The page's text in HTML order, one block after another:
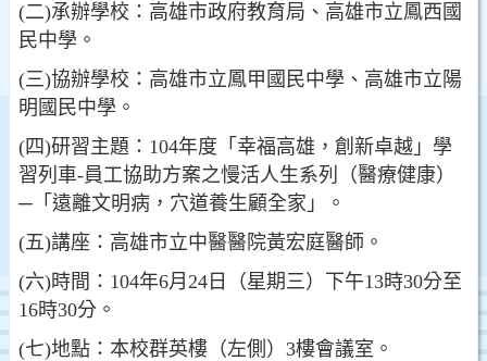
(二)承辦學校：高雄市政府教育局、高雄市立鳳西國
民中學。
(三)協辦學校：高雄市立鳳甲國民中學、高雄市立陽
明國民中學。
(四)研習主題：104年度「幸福高雄，創新卓越」學
習列車-員工協助方案之慢活人生系列（醫療健康）
─「遠離文明病，穴道養生顧全家」。
(五)講座：高雄市立中醫醫院黃宏庭醫師。
(六)時間：104年6月24日（星期三）下午13時30分至
16時30分。
(七)地點：本校群英樓（左側）3樓會議室。